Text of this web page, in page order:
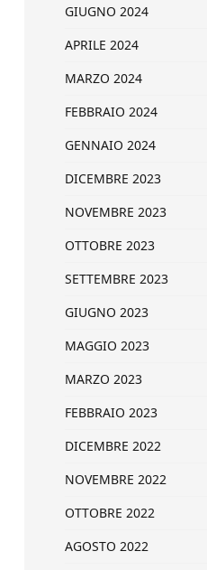
GIUGNO 2024
APRILE 2024
MARZO 2024
FEBBRAIO 2024
GENNAIO 2024
DICEMBRE 2023
NOVEMBRE 2023
OTTOBRE 2023
SETTEMBRE 2023
GIUGNO 2023
MAGGIO 2023
MARZO 2023
FEBBRAIO 2023
DICEMBRE 2022
NOVEMBRE 2022
OTTOBRE 2022
AGOSTO 2022